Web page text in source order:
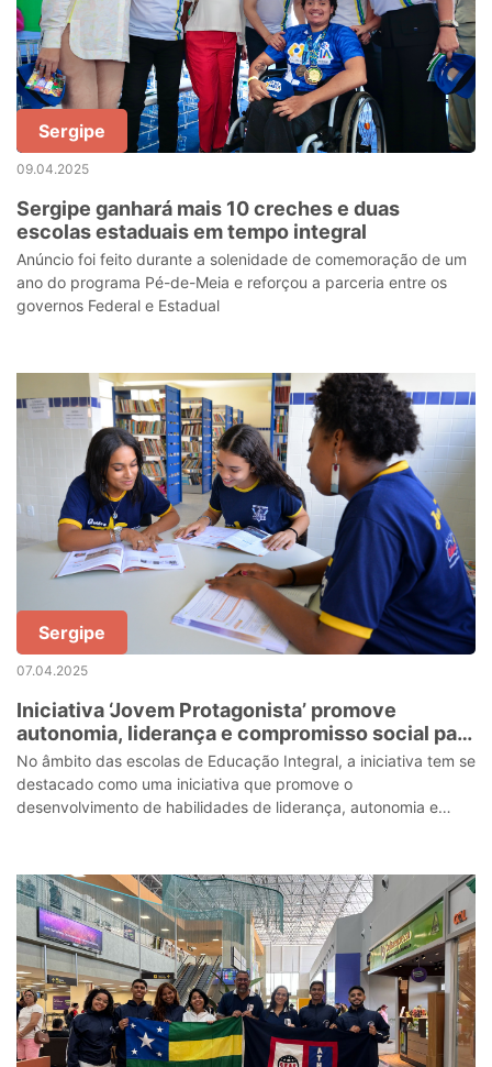
Sergipe
09.04.2025
Sergipe ganhará mais 10 creches e duas
escolas estaduais em tempo integral
Anúncio foi feito durante a solenidade de comemoração de um
ano do programa Pé-de-Meia e reforçou a parceria entre os
governos Federal e Estadual
Sergipe
07.04.2025
Iniciativa ‘Jovem Protagonista’ promove
autonomia, liderança e compromisso social para
estudantes da rede pública estadual
No âmbito das escolas de Educação Integral, a iniciativa tem se
destacado como uma iniciativa que promove o
desenvolvimento de habilidades de liderança, autonomia e